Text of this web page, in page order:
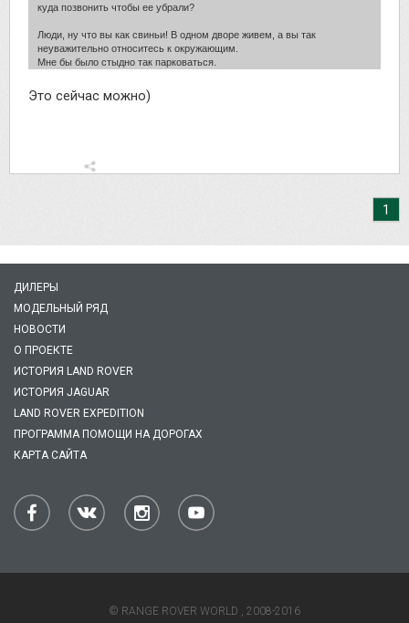
куда позвонить чтобы ее убрали?
Люди, ну что вы как свиньи! В одном дворе живем, а вы так
неуважительно относитесь к окружающим.
Мне бы было стыдно так парковаться.
Это сейчас можно)
1
ДИЛЕРЫ
МОДЕЛЬНЫЙ РЯД
НОВОСТИ
О ПРОЕКТЕ
ИСТОРИЯ LAND ROVER
ИСТОРИЯ JAGUAR
LAND ROVER EXPEDITION
ПРОГРАММА ПОМОЩИ НА ДОРОГАХ
КАРТА САЙТА
© RANGE ROVER WORLD , 2008-2016